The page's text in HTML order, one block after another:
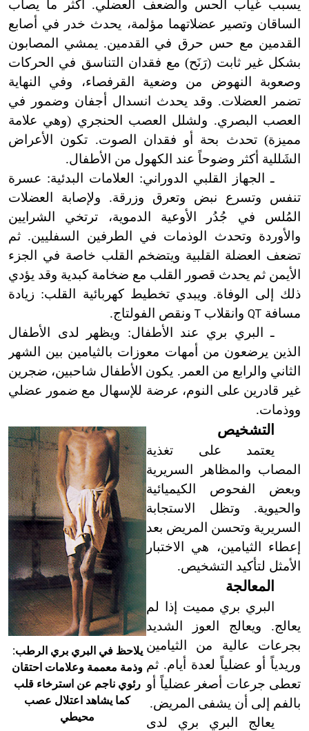
يسبب غياب الحس والضعف العضلي. أكثر ما يصاب
الساقان وتصير عضلاتهما مؤلمة، يحدث خدر في أصابع
القدمين مع حس حرق في القدمين. يمشي المصابون
بشكل غير ثابت (رَنَح) مع فقدان التناسق في الحركات
وصعوبة النهوض من وضعية القرفصاء، وفي النهاية
تضمر العضلات. وقد يحدث انسدال أجفان وضمور في
العصب البصري. ولشلل العصب الحنجري (وهي علامة
مميزة) تحدث بحة أو فقدان الصوت. تكون الأعراض
الشَللية أكثر وضوحاً عند الكهول من الأطفال.
ـ الجهاز القلبي الدوراني: العلامات البدئية: عسرة
تنفس وتسرع نبض وتعرق وزرقة. ولإصابة العضلات
المُلس في جُدُر الأوعية الدموية، ترتخي الشرايين
والأوردة وتحدث الوذمات في الطرفين السفليين. ثم
تضعف العضلة القلبية ويتضخم القلب خاصة في الجزء
الأيمن ثم يحدث قصور القلب مع ضخامة كبدية وقد يؤدي
ذلك إلى الوفاة. ويبدي تخطيط كهربائية القلب: زيادة
مسافة QT وانقلاب T ونقص الفولتاج.
ـ البري بري عند الأطفال: ويظهر لدى الأطفال
الذين يرضعون من أمهات معوزات بالثيامين بين الشهر
الثاني والرابع من العمر. يكون الأطفال شاحبين، ضجرين
غير قادرين على النوم، عرضة للإسهال مع ضمور عضلي
ووذمات.
يلاحظ في البري بري الرطب:
وذمة معممة وعلامات احتقان
رئوي ناجم عن استرخاء قلب
كما يشاهد اعتلال عصب
محيطي
التشخيص
يعتمد على تغذية
المصاب والمظاهر السريرية
وبعض الفحوص الكيميائية
والحيوية. وتظل الاستجابة
السريرية وتحسن المريض بعد
إعطاء الثيامين، هي الاختبار
الأمثل لتأكيد التشخيص.
المعالجة
البري بري مميت إذا لم
يعالج. ويعالج العوز الشديد
بجرعات عالية من الثيامين
وريدياً أو عضلياً لعدة أيام. ثم
تعطى جرعات أصغر عضلياً أو
بالفم إلى أن يشفى المريض.
يعالج البري بري لدى